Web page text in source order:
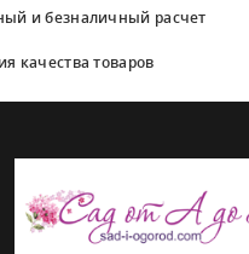
и безналичный расчет
качества товаров